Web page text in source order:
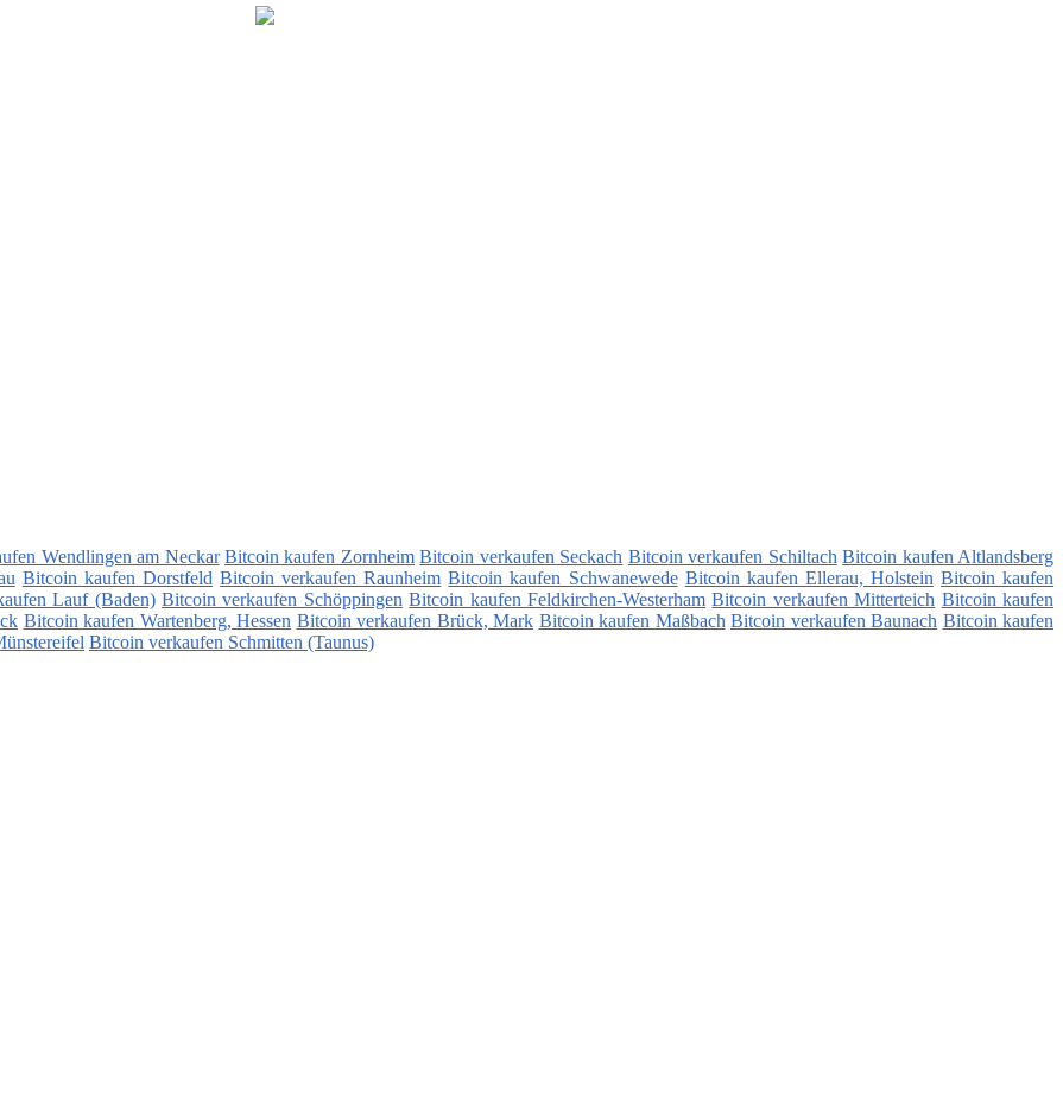
Wendlingen am Neckar Bitcoin kaufen Zornheim Bitcoin verkaufen Seckach Bitcoin verkaufen Schiltach Bitcoin kaufen Altlandsberg
Bitcoin kaufen Dorstfeld Bitcoin verkaufen Raunheim Bitcoin kaufen Schwanewede Bitcoin kaufen Ellerau, Holstein Bitcoin kaufen
Lauf (Baden) Bitcoin verkaufen Schöppingen Bitcoin kaufen Feldkirchen-Westerham Bitcoin verkaufen Mitterteich Bitcoin kaufen
Bitcoin kaufen Wartenberg, Hessen Bitcoin verkaufen Brück, Mark Bitcoin kaufen Maßbach Bitcoin verkaufen Baunach Bitcoin kaufen
Bitcoin verkaufen Schmitten (Taunus)